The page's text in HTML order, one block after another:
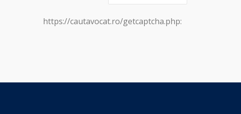
https://cautavocat.ro/getcaptcha.php: